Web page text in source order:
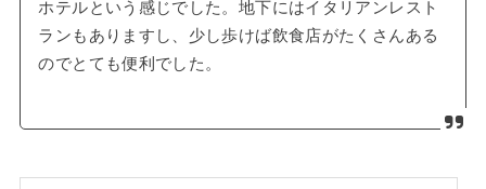
ホテルという感じでした。地下にはイタリアンレスト
ランもありますし、少し歩けば飲食店がたくさんある
のでとても便利でした。